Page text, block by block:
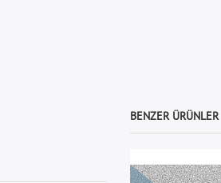
BENZER ÜRÜNLER